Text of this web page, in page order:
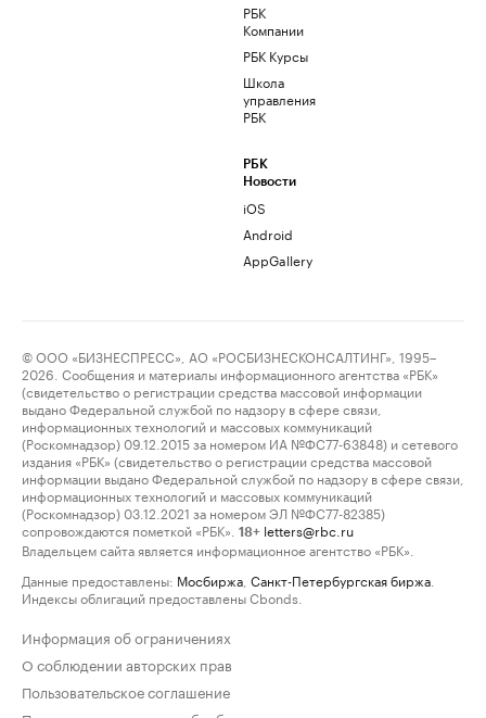
РБК
Компании
РБК Курсы
Школа
управления
РБК
РБК
Новости
iOS
Android
AppGallery
© ООО «БИЗНЕСПРЕСС», АО «РОСБИЗНЕСКОНСАЛТИНГ», 1995–
2026. Сообщения и материалы информационного агентства «РБК»
(свидетельство о регистрации средства массовой информации
выдано Федеральной службой по надзору в сфере связи,
информационных технологий и массовых коммуникаций
(Роскомнадзор) 09.12.2015 за номером ИА №ФС77-63848) и сетевого
издания «РБК» (свидетельство о регистрации средства массовой
информации выдано Федеральной службой по надзору в сфере связи,
информационных технологий и массовых коммуникаций
(Роскомнадзор) 03.12.2021 за номером ЭЛ №ФС77-82385)
сопровождаются пометкой «РБК».
18+ letters@rbc.ru
Владельцем сайта является информационное агентство «РБК».
Данные предоставлены: Мосбиржа Санкт-Петербургская биржа
Индексы облигаций предоставлены Cbonds.
Информация об ограничениях
О соблюдении авторских прав
Пользовательское соглашение